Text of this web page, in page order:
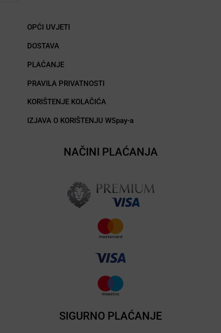
OPĆI UVJETI
DOSTAVA
PLAĆANJE
PRAVILA PRIVATNOSTI
KORIŠTENJE KOLAČIĆA
IZJAVA O KORIŠTENJU WSpay-a
NAČINI PLAĆANJA
SIGURNO PLAĆANJE